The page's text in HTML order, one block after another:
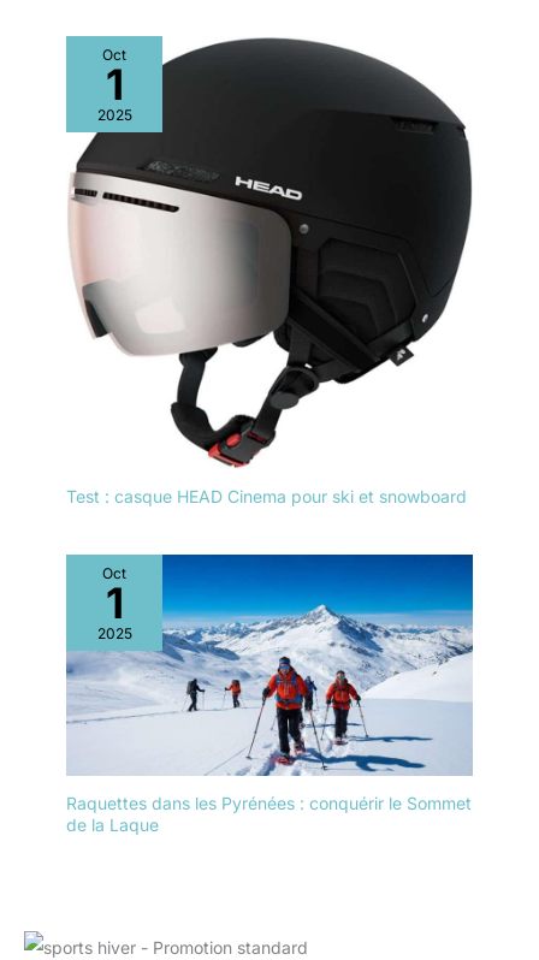
Oct
1
2025
Test : casque HEAD Cinema pour ski et snowboard
Oct
1
2025
Raquettes dans les Pyrénées : conquérir le Sommet
de la Laque